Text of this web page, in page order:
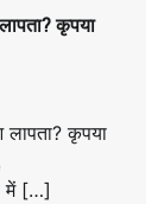
कृपया
कृपया
में […]